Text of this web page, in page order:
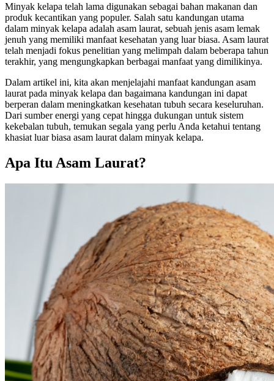
Minyak kelapa telah lama digunakan sebagai bahan makanan dan
produk kecantikan yang populer. Salah satu kandungan utama
dalam minyak kelapa adalah asam laurat, sebuah jenis asam lemak
jenuh yang memiliki manfaat kesehatan yang luar biasa. Asam laurat
telah menjadi fokus penelitian yang melimpah dalam beberapa tahun
terakhir, yang mengungkapkan berbagai manfaat yang dimilikinya.
Dalam artikel ini, kita akan menjelajahi manfaat kandungan asam
laurat pada minyak kelapa dan bagaimana kandungan ini dapat
berperan dalam meningkatkan kesehatan tubuh secara keseluruhan.
Dari sumber energi yang cepat hingga dukungan untuk sistem
kekebalan tubuh, temukan segala yang perlu Anda ketahui tentang
khasiat luar biasa asam laurat dalam minyak kelapa.
Apa Itu Asam Laurat?